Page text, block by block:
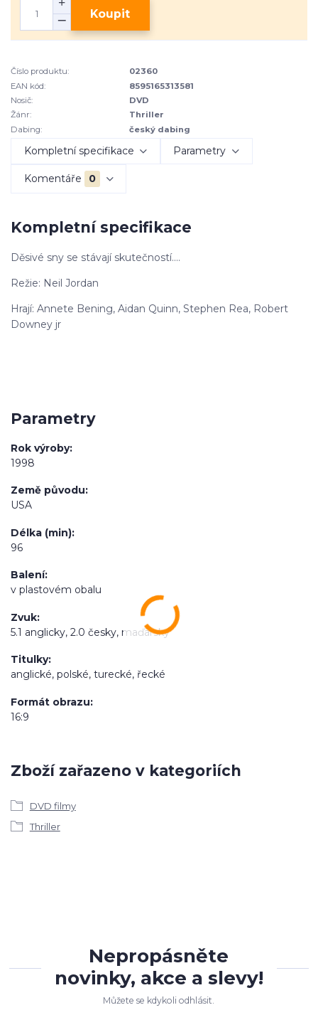
Koupit
Číslo produktu:
02360
EAN kód:
8595165313581
Nosič:
DVD
Žánr:
Thriller
Dabing:
český dabing
Kompletní specifikace Parametry
Komentáře 0
Kompletní specifikace
Děsivé sny se stávají skutečností….
Režie: Neil Jordan
Hrají: Annete Bening, Aidan Quinn, Stephen Rea, Robert
Downey jr
Parametry
Rok výroby
1998
Země původu
USA
Délka (min)
96
Balení
v plastovém obalu
Zvuk
5.1 anglicky, 2.0 česky, maďarsky
Titulky
anglické, polské, turecké, řecké
Formát obrazu
16:9
Zboží zařazeno v kategoriích
DVD filmy
Thriller
Nepropásněte
novinky, akce a slevy!
Můžete se kdykoli odhlásit.